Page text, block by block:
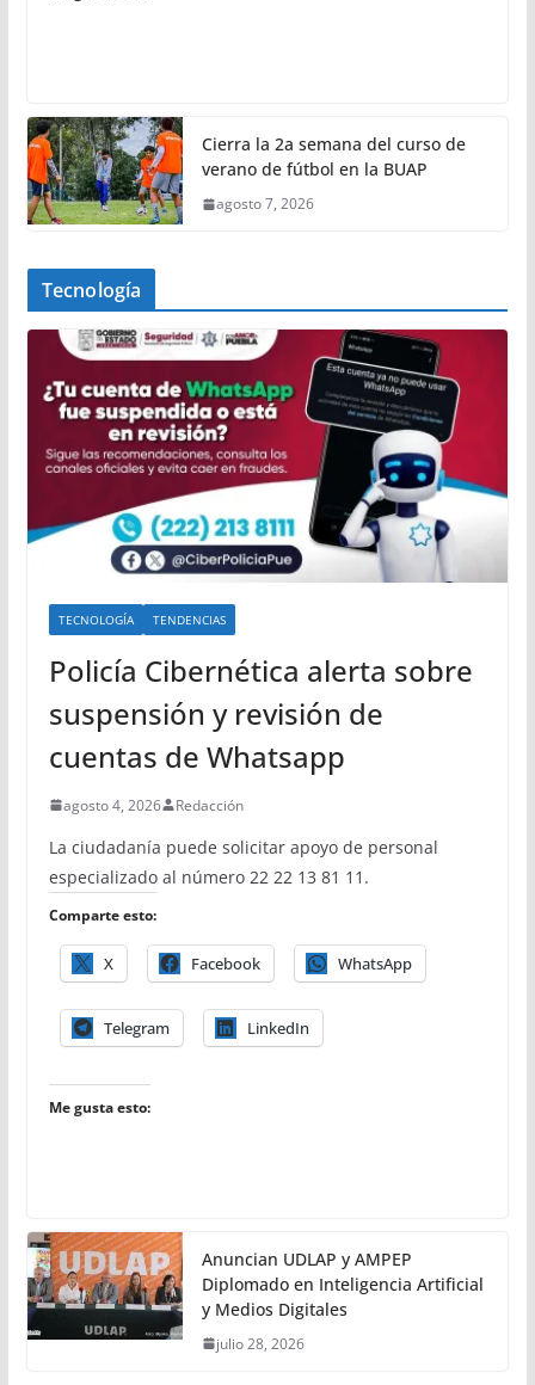
Cierra la 2a semana del curso de
verano de fútbol en la BUAP
agosto 7, 2026
Tecnología
TECNOLOGÍA TENDENCIAS
Policía Cibernética alerta sobre
suspensión y revisión de
cuentas de Whatsapp
agosto 4, 2026 Redacción
La ciudadanía puede solicitar apoyo de personal
especializado al número 22 22 13 81 11.
Comparte esto:
X Facebook WhatsApp
Telegram LinkedIn
Me gusta esto:
Anuncian UDLAP y AMPEP
Diplomado en Inteligencia Artificial
y Medios Digitales
julio 28, 2026